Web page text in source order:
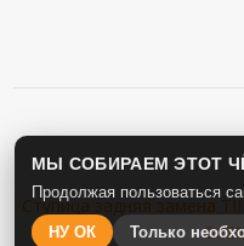
Ступица задняя замена
МЫ СОБИРАЕМ ЭТОТ
Продолжая пользоваться
НУ ОК Только